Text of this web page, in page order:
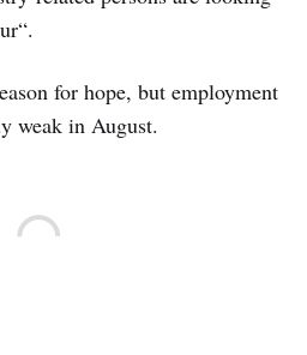
for hope, but employment
weak in August.